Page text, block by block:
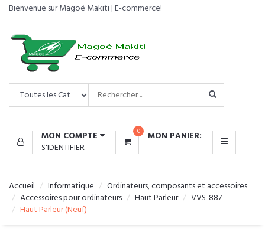
Bienvenue sur Magoé Makiti | E-commerce!
MON COMPTE
S'IDENTIFIER
0 MON PANIER:
CATÉGORIES
MENU
Accueil Informatique
Ordinateurs, composants et accessoires
Accessoires pour ordinateurs
Haut Parleur
VVS-887
Haut Parleur (Neuf)